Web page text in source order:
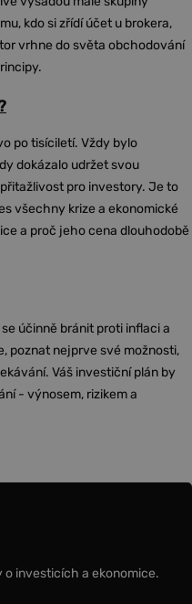
kdo si zřídí účet u brokera,
vrhne do světa obchodování
po tisíciletí. Vždy bylo
dokázalo udržet svou
pro investory. Je to
všechny krize a ekonomické
a proč jeho cena dlouhodobě
účinně bránit proti inflaci a
poznat nejprve své možnosti,
Váš investiční plán by
- výnosem, rizikem a
investicích a ekonomice.